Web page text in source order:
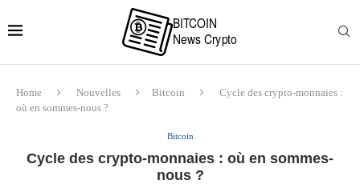
Home Nouvelles Bitcoin
Cycle des crypto-monnaies :
où en sommes-nous ?
Bitcoin
Cycle des crypto-monnaies : où en sommes-
nous ?